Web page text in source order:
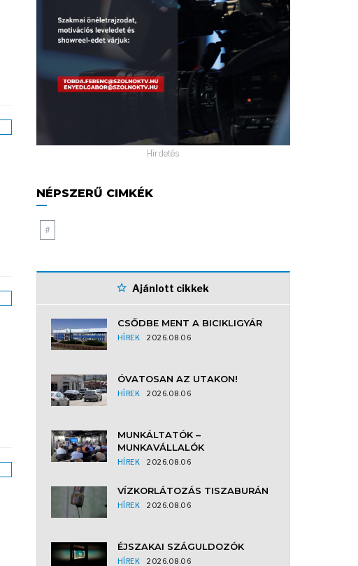
Hirdetés
NÉPSZERŰ CIMKÉK
#
Ajánlott cikkek
CSŐDBE MENT A BICIKLIGYÁR
HÍREK 2026.08.06
ÓVATOSAN AZ UTAKON!
HÍREK 2026.08.06
MUNKÁLTATÓK –
MUNKAVÁLLALÓK
HÍREK 2026.08.06
VÍZKORLÁTOZÁS TISZABURÁN
HÍREK 2026.08.06
ÉJSZAKAI SZÁGULDOZÓK
HÍREK 2026.08.06